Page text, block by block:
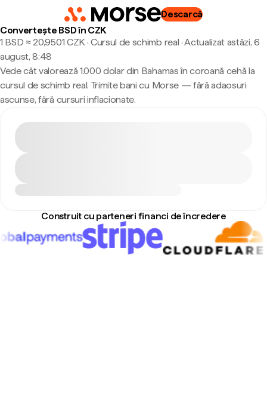
Descarcă
Convertește BSD în CZK
1 BSD ≈ 20,9501 CZK · Cursul de schimb real ·Actualizat astăzi, 6
august, 8:48
Vede cât valorează 1.000 dolar din Bahamas în coroană cehă la
cursul de schimb real. Trimite bani cu Morse — fără adaosuri
ascunse, fără cursuri inflacionate.
Construit cu parteneri financi de încredere